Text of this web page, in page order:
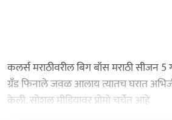
कलर्स मराठीवरील बिग बॉस मराठी सीजन 5
ग्रँड फिनाले जवळ आलाय त्यातच घरात
केली. सोशल मीडियावर प्रोमो चर्चेत आहे